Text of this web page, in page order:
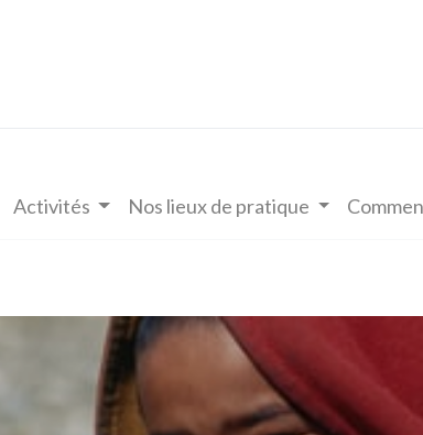
Activités Nos lieux de pratique